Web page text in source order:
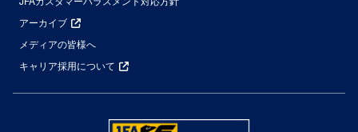
アーカイブ
メディアの皆様へ
キャリア採用について